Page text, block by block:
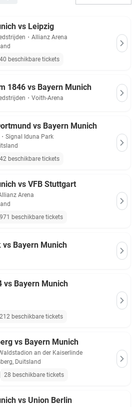
scoort!
op Ticket-Compare.com zijn
van vooraf gecontroleerde verkopers
vs Leipzig
・ Allianz Arena
beschikbare tickets
1846 vs Bayern Munich
・ Voith-Arena
vs Bayern Munich
・ Signal Iduna Park
beschikbare tickets
vs VFB Stuttgart
Arena
971 beschikbare tickets
vs Bayern Munich
vs Bayern Munich
212 beschikbare tickets
vs Bayern Munich
an der Kaiserlinde
Duitsland
28 beschikbare tickets
vs Union Berlin